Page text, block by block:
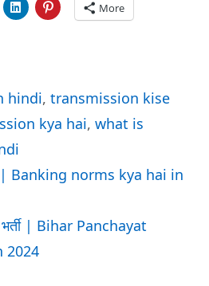
More
hindi, transmission kise
kya hai, what is
| Banking norms kya hai in
भर्ती | Bihar Panchayat
2024